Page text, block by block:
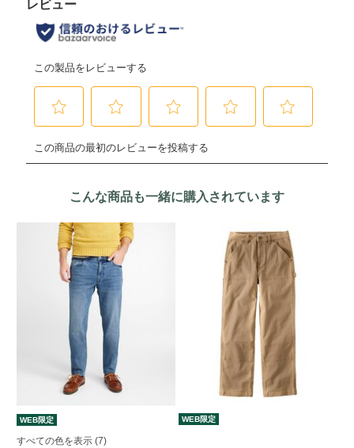
こんな商品も一緒に購入されています
WEB限定
すべての色を表示 (7)
WEB限定